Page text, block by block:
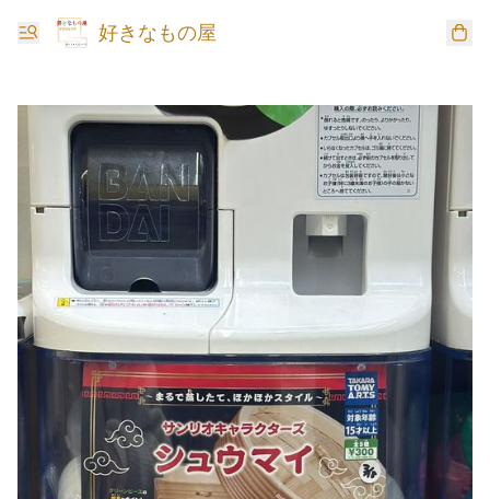
好きなもの屋